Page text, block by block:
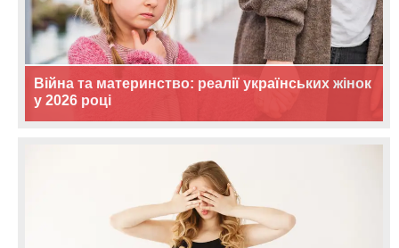
Війна та материнство: реалії українських жінок
у 2026 році